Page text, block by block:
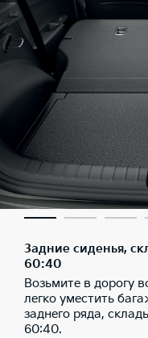
Задние сиденья,
60:40
Возьмите в дорогу
легко уместить
заднего ряда,
60:40.